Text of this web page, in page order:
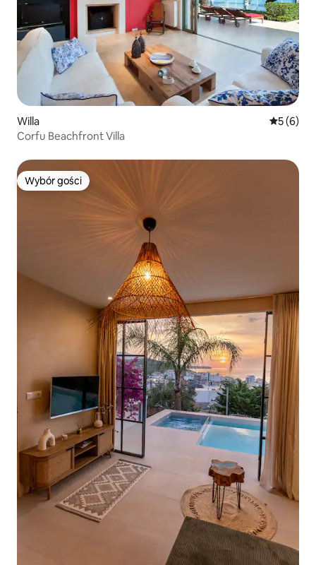
Willa Średnia
5 (6)
Corfu Beachfront Villa
Wybór gości
Wybór gości